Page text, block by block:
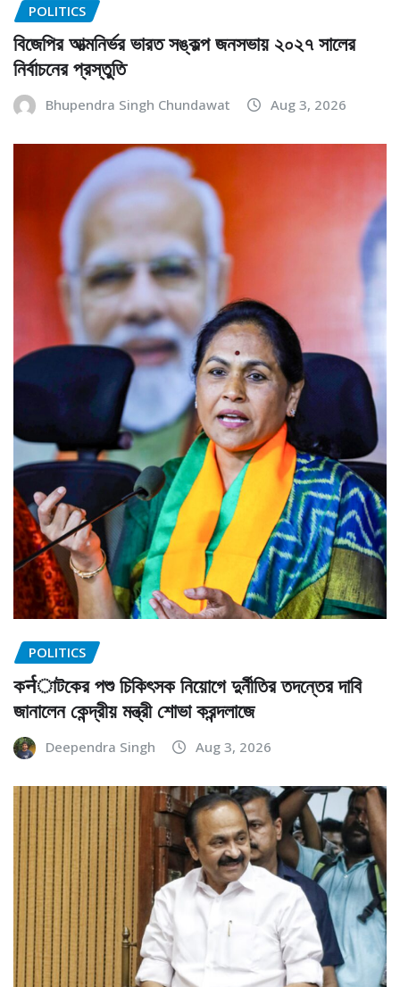
POLITICS
বিজেপির আত্মনির্ভর ভারত সঙ্কল্প জনসভায় ২০২৭ সালের
নির্বাচনের প্রস্তুতি
Bhupendra Singh Chundawat Aug 3, 2026
POLITICS
কर्नাটকের পশু চিকিৎসক নিয়োগে দুর্নীতির তদন্তের দাবি
জানালেন কেন্দ্রীয় মন্ত্রী শোভা করন্দলাজে
Deependra Singh Aug 3, 2026